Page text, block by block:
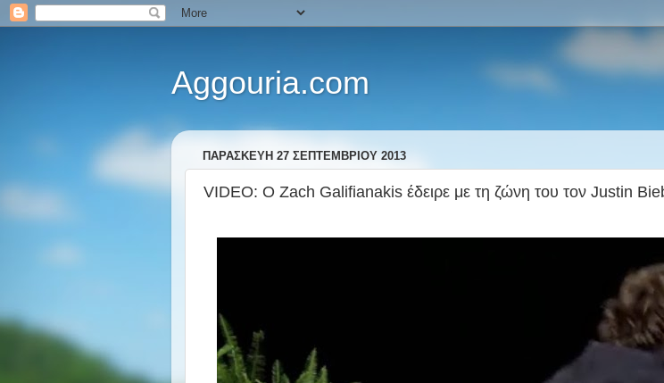
Aggouria.com
ΠΑΡΑΣΚΕΥΉ 27 ΣΕΠΤΕΜΒΡΊΟΥ 2013
VIDEO: Ο Zach Galifianakis έδειρε με τη ζώνη του τον Justin